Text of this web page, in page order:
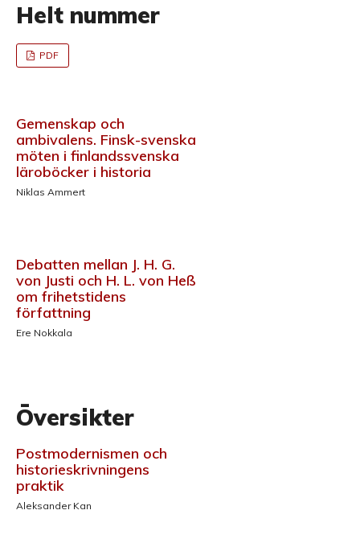
Helt nummer
PDF
Gemenskap och
ambivalens. Finsk-svenska
möten i finlandssvenska
läroböcker i historia
Niklas Ammert
Debatten mellan J. H. G.
von Justi och H. L. von Heß
om frihetstidens
författning
Ere Nokkala
Översikter
Postmodernismen och
historieskrivningens
praktik
Aleksander Kan